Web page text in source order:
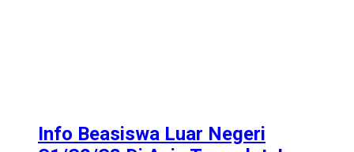
Info Beasiswa Luar Negeri